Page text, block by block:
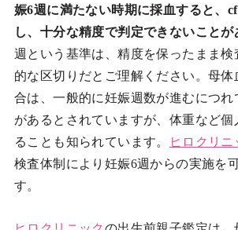
娠6週に満たない時期に採血すると、
し、十分な精度で判定できないことが
週という基準は、精度を保ったまま検
的な区切りだとご理解ください。母体
合は、一般的に妊娠週数が進むにつれ
があるとされていますが、体重など
ることも知られています。
ヒロクリニ
検査体制により妊娠6週からの実施を
す。